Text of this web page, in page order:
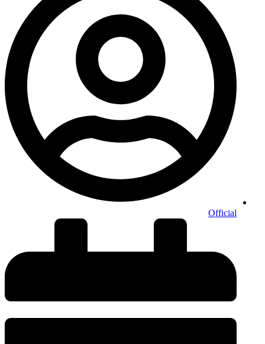
Official